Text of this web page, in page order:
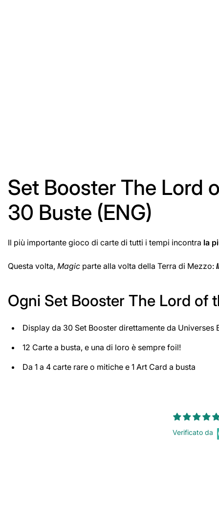
Set Booster The Lord
30 Buste (ENG)
Il più importante gioco di carte di tutti i tempi incontra la
Questa volta, Magic parte alla volta della Terra di Mezzo:
Ogni Set Booster The Lord of
Display da 30 Set Booster direttamente da
12 Carte a busta, e una di loro è sempre foil!
Da 1 a 4 carte rare o mitiche e 1 Art Card a busta
Verificato da